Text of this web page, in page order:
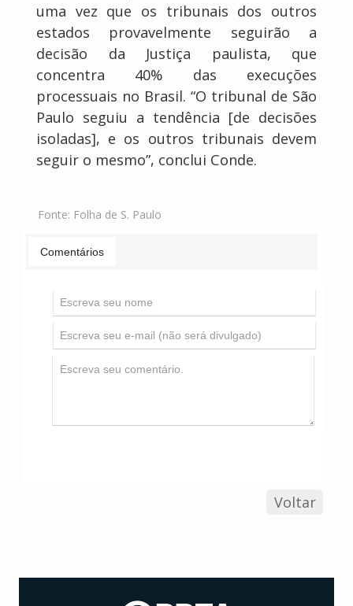
uma vez que os tribunais dos outros
estados provavelmente seguirão a
decisão da Justiça paulista, que
concentra 40% das execuções
processuais no Brasil. “O tribunal de São
Paulo seguiu a tendência [de decisões
isoladas], e os outros tribunais devem
seguir o mesmo”, conclui Conde.
Fonte: Folha de S. Paulo
Comentários
Voltar